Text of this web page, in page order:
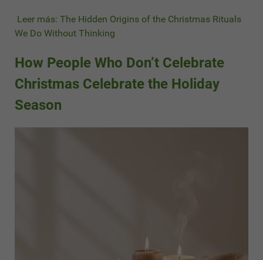
Leer más: The Hidden Origins of the Christmas Rituals
We Do Without Thinking
How People Who Don’t Celebrate
Christmas Celebrate the Holiday
Season